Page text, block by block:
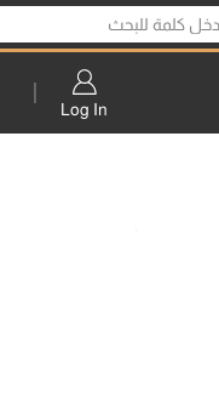
Log In